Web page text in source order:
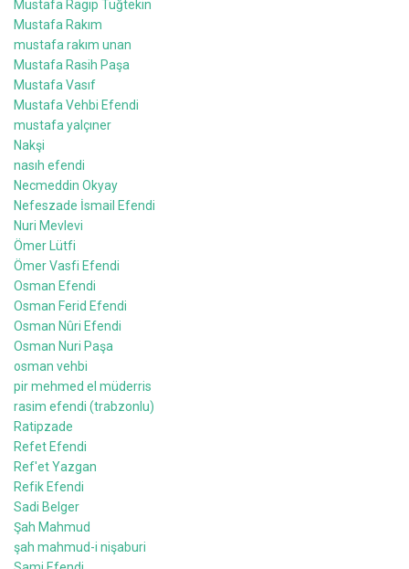
Mustafa Ragıp Tuğtekin
Mustafa Rakım
mustafa rakım unan
Mustafa Rasih Paşa
Mustafa Vasıf
Mustafa Vehbi Efendi
mustafa yalçıner
Nakşi
nasıh efendi
Necmeddin Okyay
Nefeszade İsmail Efendi
Nuri Mevlevi
Ömer Lütfi
Ömer Vasfi Efendi
Osman Efendi
Osman Ferid Efendi
Osman Nûri Efendi
Osman Nuri Paşa
osman vehbi
pir mehmed el müderris
rasim efendi (trabzonlu)
Ratipzade
Refet Efendi
Ref'et Yazgan
Refik Efendi
Sadi Belger
Şah Mahmud
şah mahmud-i nişaburi